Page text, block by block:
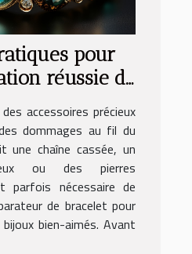
pour
réussie de
accessoires précieux
dommages au fil du
une chaîne cassée, un
ou des pierres
parfois nécessaire de
de bracelet pour
bien-aimés. Avant